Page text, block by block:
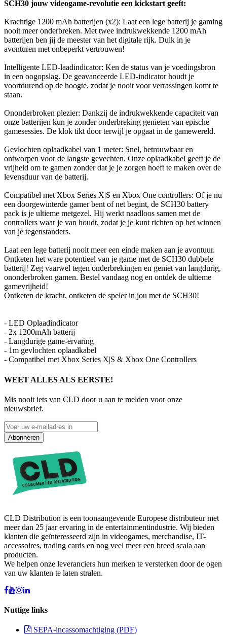
SCH30 jouw videogame-revolutie een kickstart geeft:
Krachtige 1200 mAh batterijen (x2): Laat een lege batterij je gaming
nooit meer onderbreken. Met twee indrukwekkende 1200 mAh
batterijen ben jij de meester van het digitale rijk. Duik in je
avonturen met onbeperkt vertrouwen!
Intelligente LED-laadindicator: Ken de status van je voedingsbron
in een oogopslag. De geavanceerde LED-indicator houdt je
voortdurend op de hoogte, zodat je nooit voor verrassingen komt te
staan.
Ononderbroken plezier: Dankzij de indrukwekkende capaciteit van
onze batterijen kun je zonder onderbreking genieten van epische
gamesessies. De klok tikt door terwijl je opgaat in de gamewereld.
Gevlochten oplaadkabel van 1 meter: Snel, betrouwbaar en
ontworpen voor de langste gevechten. Onze oplaadkabel geeft je de
vrijheid om te gamen zonder dat je je zorgen hoeft te maken over de
levensduur van de batterij.
Compatibel met Xbox Series X|S en Xbox One controllers: Of je nu
een doorgewinterde gamer bent of net begint, de SCH30 battery
pack is je ultieme metgezel. Hij werkt naadloos samen met de
controllers waar je van houdt, zodat je je kunt richten op het winnen
van je tegenstanders.
Laat een lege batterij nooit meer een einde maken aan je avontuur.
Ontketen het ware potentieel van je game met de SCH30 dubbele
batterij! Zeg vaarwel tegen onderbrekingen en geniet van langdurig,
ononderbroken gamen. Bestel vandaag nog en ontdek de ultieme
gamevrijheid!
Ontketen de kracht, ontketen de speler in jou met de SCH30!
- LED Oplaadindicator
- 2x 1200mAh batterij
- Langdurige game-ervaring
- 1m gevlochten oplaadkabel
- Compatibel met Xbox Series X|S & Xbox One Controllers
WEET ALLES ALS EERSTE!
Mis nooit iets van CLD door u aan te melden voor onze
nieuwsbrief.
Abonneren
CLD Distribution is een toonaangevende Europese distributeur met
meer dan 25 jaar ervaring in de entertainmentindustrie. Wij bieden
klanten die geïnteresseerd zijn in videogames, merchandise, IT-
accessoires, trading cards en nog veel meer een breed scala aan
producten.
We helpen onze leveranciers hun merken te versterken door de ogen
van uw klanten te laten stralen.
Nuttige links
SEPA-incassomachtiging (PDF)